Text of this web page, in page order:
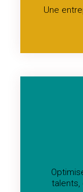
Une
talents,